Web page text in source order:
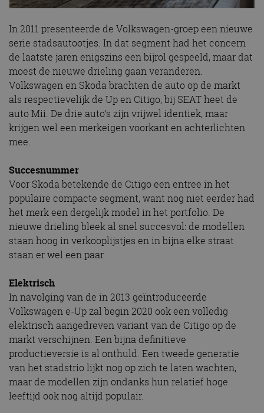
In 2011 presenteerde de Volkswagen-groep een nieuwe
serie stadsautootjes. In dat segment had het concern
de laatste jaren enigszins een bijrol gespeeld, maar dat
moest de nieuwe drieling gaan veranderen.
Volkswagen en Skoda brachten de auto op de markt
als respectievelijk de Up en Citigo, bij SEAT heet de
auto Mii. De drie auto’s zijn vrijwel identiek, maar
krijgen wel een merkeigen voorkant en achterlichten
mee.
Succesnummer
Voor Skoda betekende de Citigo een entree in het
populaire compacte segment, want nog niet eerder had
het merk een dergelijk model in het portfolio. De
nieuwe drieling bleek al snel succesvol: de modellen
staan hoog in verkooplijstjes en in bijna elke straat
staan er wel een paar.
Elektrisch
In navolging van de in 2013 geïntroduceerde
Volkswagen e-Up zal begin 2020 ook een volledig
elektrisch aangedreven variant van de Citigo op de
markt verschijnen. Een bijna definitieve
productieversie is al onthuld. Een tweede generatie
van het stadstrio lijkt nog op zich te laten wachten,
maar de modellen zijn ondanks hun relatief hoge
leeftijd ook nog altijd populair.